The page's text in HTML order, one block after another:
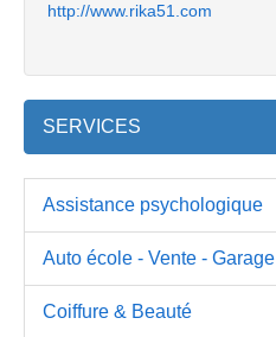
http://www.rika51.com
SERVICES
Assistance psychologique
Auto école - Vente - Garage
Coiffure & Beauté